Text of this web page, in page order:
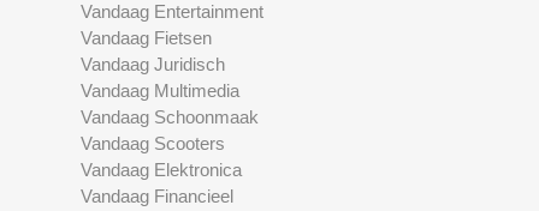
Vandaag Entertainment
Vandaag Fietsen
Vandaag Juridisch
Vandaag Multimedia
Vandaag Schoonmaak
Vandaag Scooters
Vandaag Elektronica
Vandaag Financieel